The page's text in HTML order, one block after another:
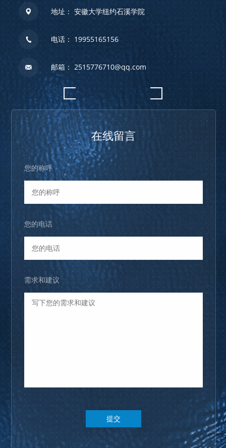
地址： 安徽大学纽约石溪学院
电话： 19955165156
邮箱： 2515776710@qq.com
在线留言
您的称呼
您的电话
需求和建议
提交